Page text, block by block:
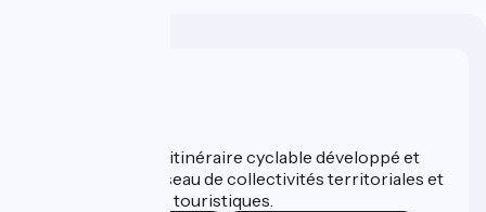
ViaRhôna est un itinéraire cyclable développé et
promu par un réseau de collectivités territoriales et
leurs institutions touristiques.